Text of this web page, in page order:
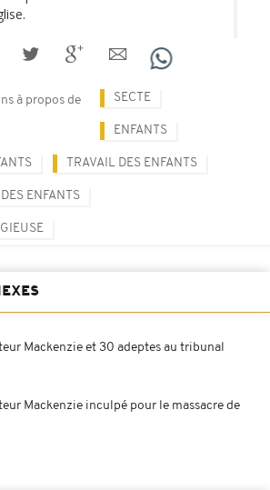
à propos de SECTE
ENFANTS
TRAVAIL DES ENFANTS
ENFANTS
Mackenzie et 30 adeptes au tribunal
Mackenzie inculpé pour le massacre de